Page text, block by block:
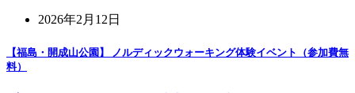
2026年2月12日
【福島・開成山公園】 ノルディックウォーキング体験イベント（参加費無
料）